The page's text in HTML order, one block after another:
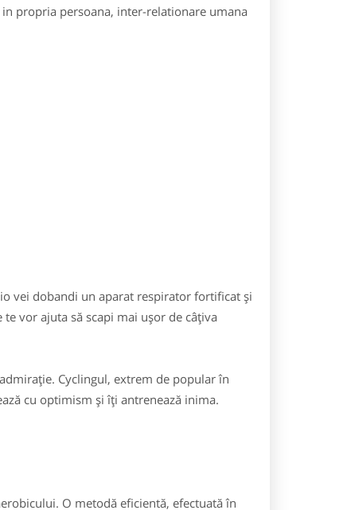
propria persoana, inter-relationare umana
vei dobandi un aparat respirator fortificat și
vor ajuta să scapi mai ușor de câțiva
Cyclingul, extrem de popular în
cu optimism și îți antrenează inima.
O metodă eficientă, efectuată în